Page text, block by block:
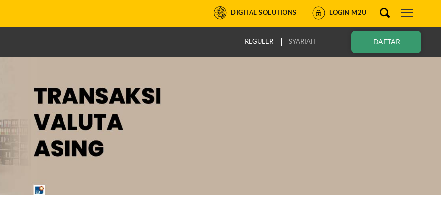
DIGITAL SOLUTIONS LOGIN M2U
REGULER SYARIAH DAFTAR